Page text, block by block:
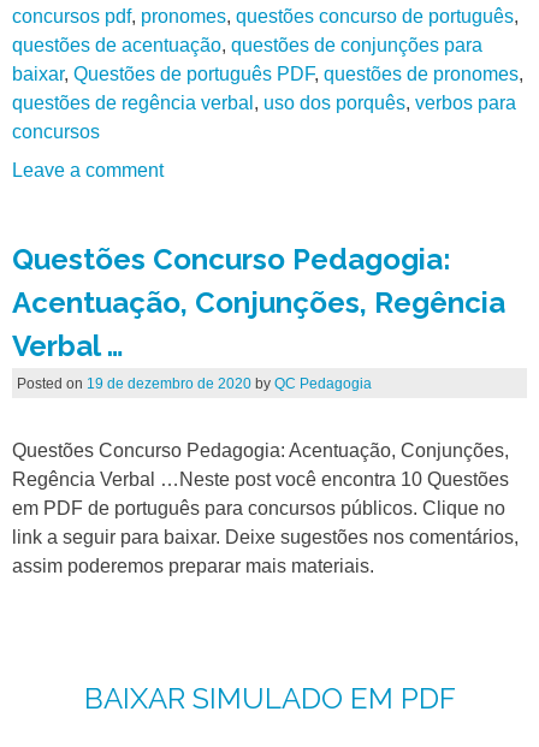
concursos pdf, pronomes, questões concurso de português,
questões de acentuação, questões de conjunções para
baixar, Questões de português PDF, questões de pronomes,
questões de regência verbal , uso dos porquês, verbos para
concursos
Leave a comment
Questões Concurso Pedagogia:
Acentuação, Conjunções, Regência
Verbal …
Posted on 19 de dezembro de 2020by QC Pedagogia
Questões Concurso Pedagogia: Acentuação, Conjunções,
Regência Verbal …Neste post você encontra 10 Questões
em PDF de português para concursos públicos. Clique no
link a seguir para baixar. Deixe sugestões nos comentários,
assim poderemos preparar mais materiais.
BAIXAR SIMULADO EM PDF